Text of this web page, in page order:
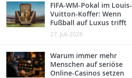
FIFA-WM-Pokal im Louis-
Vuitton-Koffer: Wenn
Fußball auf Luxus trifft
27. Juli 2026
Warum immer mehr
Menschen auf seriöse
Online-Casinos setzen